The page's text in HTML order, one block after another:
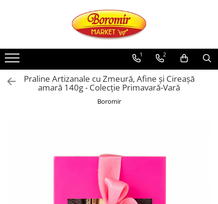
Noutati
Produse de post
Cozonac
Cozonac Casa Boromir
Cozonac Vegan (de post)
1 2
Praline Artizanale cu Zmeură, Afine și Cireașă
amară 140g - Colecție Primavară-Vară
Boromir